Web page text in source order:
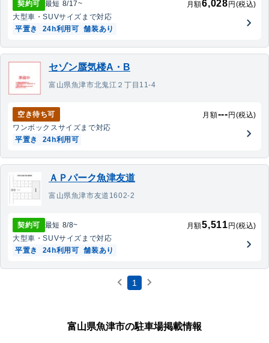
契約可 最短 8/17~ 月額6,028 円(税込)
大型車・SUVサイズまで対応
平置き
24h利用可 舗装あり
セゾン蜃気楼A・B
富山県魚津市北鬼江２丁目11-4
空き待ち可 月額--- 円(税込)
ワンボックスサイズまで対応
平置き
24h利用可
ＡＰパーク魚津友道
富山県魚津市友道1602-2
契約可 最短 8/8~ 月額5,511 円(税込)
大型車・SUVサイズまで対応
平置き
24h利用可 舗装あり
1
富山県魚津市の駐車場掲載情報